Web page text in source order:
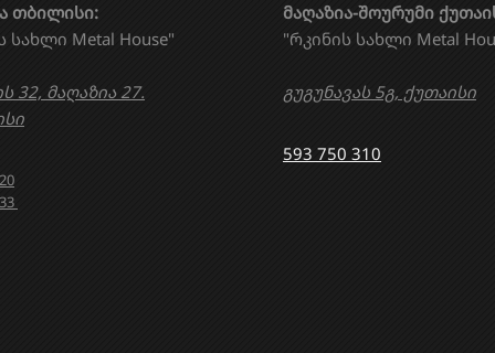
თბილისი:
სახლი Metal House"
32, მაღაზია 27.
მაღაზია-შოურუმი
"რკინის სახლი Metal
გუგუნავას 5გ, ქუთაისი
593 750 310